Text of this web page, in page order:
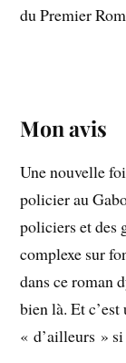
du Premier
Mon avis
Une nouvelle
policier au
policiers et des
complexe sur
dans ce roman
bien là. Et
« d’ailleurs »